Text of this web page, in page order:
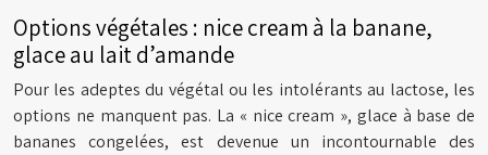
Options végétales : nice cream à la banane,
glace au lait d’amande
Pour les adeptes du végétal ou les intolérants au lactose, les
options ne manquent pas. La « nice cream », glace à base de
bananes congelées, est devenue un incontournable des